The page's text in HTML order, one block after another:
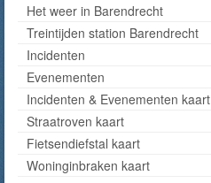
Het weer in Barendrecht
Treintijden station Barendrecht
Incidenten
Evenementen
Incidenten & Evenementen kaart
Straatroven kaart
Fietsendiefstal kaart
Woninginbraken kaart